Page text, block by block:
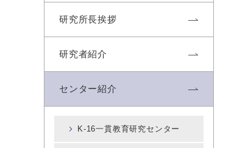
研究所長挨拶
研究者紹介
センター紹介
K-16一貫教育研究センター